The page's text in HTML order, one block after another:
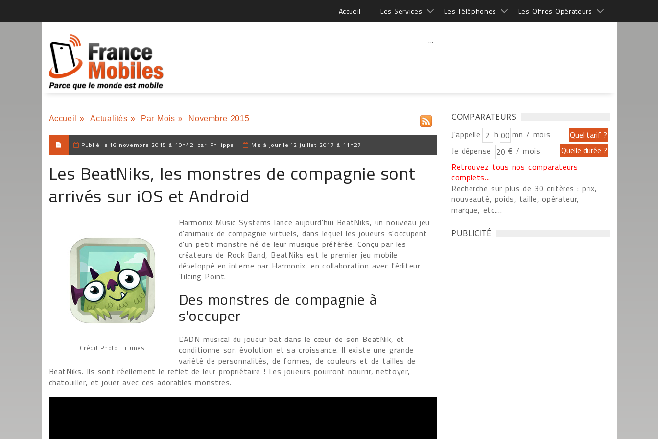
Accueil Les Services Les Téléphones Les Offres Opérateurs
...
Accueil » Actualités » Par Mois » Novembre 2015
Publié le 16 novembre 2015 à 10h42 par Philippe | Mis à jour le 12 juillet 2017 à 11h27
Les BeatNiks, les monstres de compagnie sont
arrivés sur iOS et Android
Crédit Photo : iTunes
Harmonix Music Systems lance aujourd'hui BeatNiks, un nouveau jeu
d'animaux de compagnie virtuels, dans lequel les joueurs s'occupent
d'un petit monstre né de leur musique préférée. Conçu par les
créateurs de Rock Band, BeatNiks est le premier jeu mobile
développé en interne par Harmonix, en collaboration avec l'éditeur
Tilting Point.
Des monstres de compagnie à
s'occuper
L'ADN musical du joueur bat dans le cœur de son BeatNik, et
conditionne son évolution et sa croissance. Il existe une grande
variété de personnalités, de formes, de couleurs et de tailles de
BeatNiks. Ils sont réellement le reflet de leur propriétaire ! Les joueurs pourront nourrir, nettoyer,
chatouiller, et jouer avec ces adorables monstres.
COMPARATEURS
J'appelle h
mn / mois
Je dépense
€ / mois
Retrouvez tous nos comparateurs
complets...
Recherche sur plus de 30 critères : prix,
nouveauté, poids, taille, opérateur,
marque, etc....
PUBLICITÉ